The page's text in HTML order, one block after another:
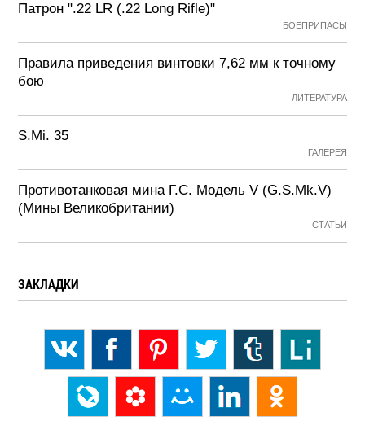
Патрон ".22 LR (.22 Long Rifle)"
БОЕПРИПАСЫ
Правила приведения винтовки 7,62 мм к точному
бою
ЛИТЕРАТУРА
S.Mi. 35
ГАЛЕРЕЯ
Противотанковая мина Г.С. Модель V (G.S.Mk.V)
(Мины Великобритании)
СТАТЬИ
ЗАКЛАДКИ